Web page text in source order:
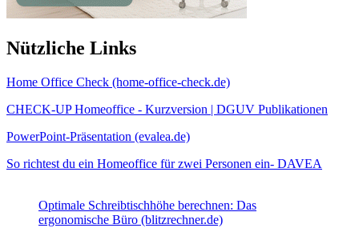
Nützliche Links
Home Office Check (home-office-check.de)
CHECK-UP Homeoffice - Kurzversion | DGUV Publikationen
PowerPoint-Präsentation (evalea.de)
So richtest du ein Homeoffice für zwei Personen ein- DAVEA
Optimale Schreibtischhöhe berechnen: Das
ergonomische Büro (blitzrechner.de)